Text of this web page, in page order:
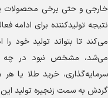
خارجی و حتی برخی محصولات
نتیجه تولیدکننده برای ادامه
می‌کند تا بتواند تولید خود
می‌شد، مشخص نبود در چه
سرمایه‌گذاری، خرید طلا یا
گردش به سمت زنجیره تولید